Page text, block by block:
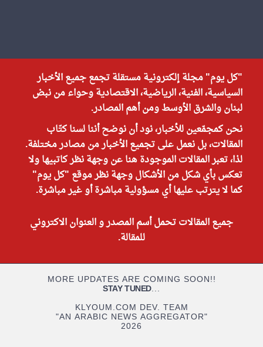
"كل يوم" مجلة إلكترونية مستقلة تجمع جميع الأخبار
السياسية، الفنية، الرياضية، الاقتصادية وحواء من نبض
لبنان والشرق الأوسط ومن أهم المصادر.
نحن كمجمّعين للأخبار، نود أن نوضح أننا لسنا كتّاب
المقالات، بل نعمل على تجميع الأخبار من مصادر مختلفة.
لذا، تعبر المقالات الموجودة هنا عن وجهة نظر كاتبيها ولا
تعكس بأي شكل من الأشكال وجهة نظر موقع "كل يوم"
كما لا يترتب عليها أي مسؤولية مباشرة أو غير مباشرة.
جميع المقالات تحمل أسم المصدر و العنوان الاكتروني
للمقالة.
MORE UPDATES ARE COMING SOON!!
STAY TUNED...
KLYOUM.COM DEV. TEAM
"AN ARABIC NEWS AGGREGATOR"
2026